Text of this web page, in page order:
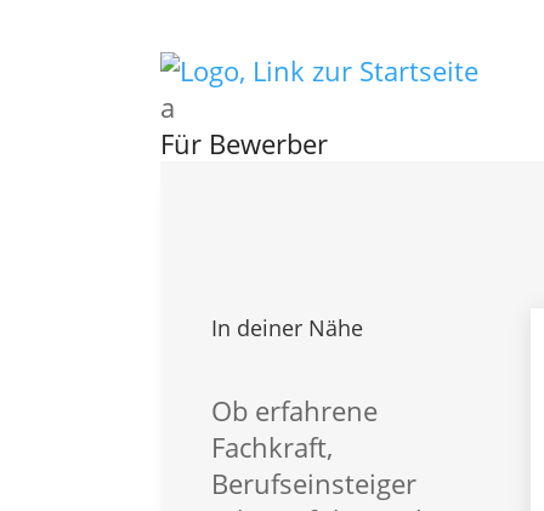
a
Für Bewerber
In deiner Nähe
Ob erfahrene
Fachkraft,
Berufseinsteiger
Kontakt
Ausbildung Intern
Global Talent
Für Professionals
FAQ – Für Bewerber